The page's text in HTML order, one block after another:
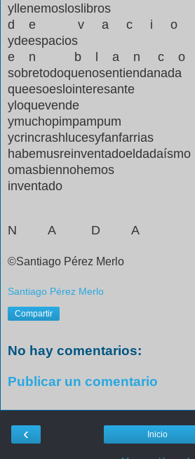
yllenemosloslibros
d
e v a c i
o
ydeespacios
e
n b l a n c
o
sobretodoquenosentiendanada
queesoeslointeresante
yloquevende
ymuchopimpampum
ycrincrashlucesyfanfarrias
habemusreinventadoeldadaísmo
omasbiennohemos
inventado
N A D A
©Santiago Pérez Merlo
Santiago Pérez Merlo
Compartir
No hay comentarios:
Publicar un comentario
‹ Inicio